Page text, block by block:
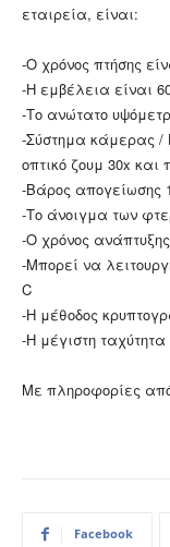
εταιρεία, είναι:
-Ο χρόνος πτήσης
-Η εμβέλεια είναι
-Το ανώτατο
-Σύστημα κάμερας /
οπτικό ζουμ 30x
-Βάρος απογείωσης
-Το άνοιγμα των
-Ο χρόνος
-Μπορεί να
C
-Η μέθοδος
-Η μέγιστη
Με πληροφορίες
Facebook